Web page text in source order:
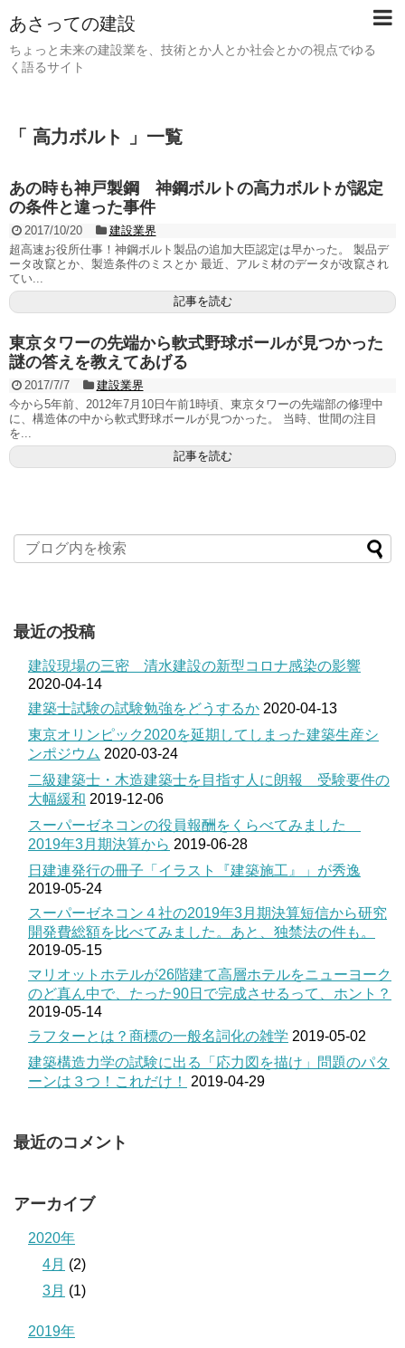
あさっての建設
ちょっと未来の建設業を、技術とか人とか社会とかの視点でゆる
く語るサイト
「 高力ボルト 」一覧
あの時も神戸製鋼 神鋼ボルトの高力ボルトが認定
の条件と違った事件
2017/10/20
建設業界
超高速お役所仕事！神鋼ボルト製品の追加大臣認定は早かった。 製品デ
ータ改竄とか、製造条件のミスとか 最近、アルミ材のデータが改竄され
てい...
記事を読む
東京タワーの先端から軟式野球ボールが見つかった
謎の答えを教えてあげる
2017/7/7
建設業界
今から5年前、2012年7月10日午前1時頃、東京タワーの先端部の修理中
に、構造体の中から軟式野球ボールが見つかった。 当時、世間の注目
を...
記事を読む
最近の投稿
建設現場の三密 清水建設の新型コロナ感染の影響
2020-04-14
建築士試験の試験勉強をどうするか 2020-04-13
東京オリンピック2020を延期してしまった建築生産シ
ンポジウム 2020-03-24
二級建築士・木造建築士を目指す人に朗報 受験要件の
大幅緩和 2019-12-06
スーパーゼネコンの役員報酬をくらべてみました
2019年3月期決算から 2019-06-28
日建連発行の冊子「イラスト『建築施工』」が秀逸
2019-05-24
スーパーゼネコン４社の2019年3月期決算短信から研究
開発費総額を比べてみました。あと、独禁法の件も。
2019-05-15
マリオットホテルが26階建て高層ホテルをニューヨーク
のど真ん中で、たった90日で完成させるって、ホント？
2019-05-14
ラフターとは？商標の一般名詞化の雑学 2019-05-02
建築構造力学の試験に出る「応力図を描け」問題のパタ
ーンは３つ！これだけ！
2019-04-29
最近のコメント
アーカイブ
2020年
4月 (2)
3月 (1)
2019年